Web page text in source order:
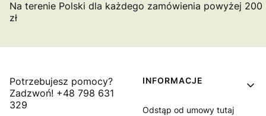
Na terenie Polski dla każdego zamówienia powyżej 200
zł
Potrzebujesz pomocy?
Zadzwoń! +48 798 631
329
Linki w stopce
INFORMACJE
Odstąp od umowy tutaj